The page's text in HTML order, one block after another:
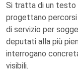
Si tratta di un testo
progettano
di servizio per
deputati alla più
interrogano
visibili.